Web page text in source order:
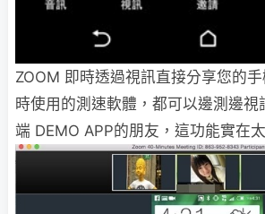
ZOOM 即時透過視訊直接分享您的
時使用的測速軟體，都可以邊測邊視
端 DEMO APP的朋友，這功能實在